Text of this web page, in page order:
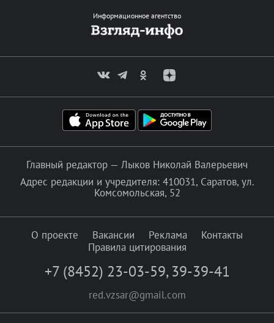
Информационное агентство
Главный редактор — Лыков Николай Валерьевич
Адрес редакции и учредителя: 410031, Саратов, ул.
Комсомольская, 52
О проекте Вакансии Реклама
Контакты
Правила цитирования
+7 (8452) 23-03-59, 39-39-41
red.vzsar@gmail.com